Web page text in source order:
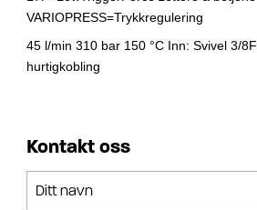
VARIOPRESS=Trykkregulering
45 l/min 310 bar 150 °C Inn: Svivel 3/8F
hurtigkobling
Kontakt oss
Ditt navn